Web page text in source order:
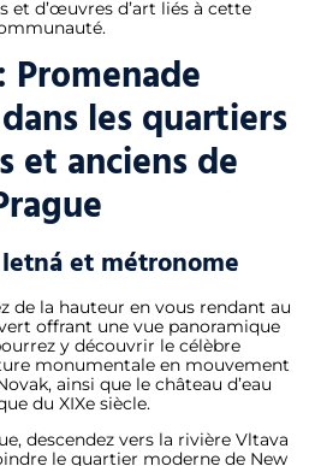
et d’œuvres d’art liés à cette
Promenade
les quartiers
et anciens de
et métronome
de la hauteur en vous rendant au
offrant une vue panoramique
y découvrir le célèbre
monumentale en mouvement
ainsi que le château d’eau
du XIXe siècle.
descendez vers la rivière Vltava
le quartier moderne de New